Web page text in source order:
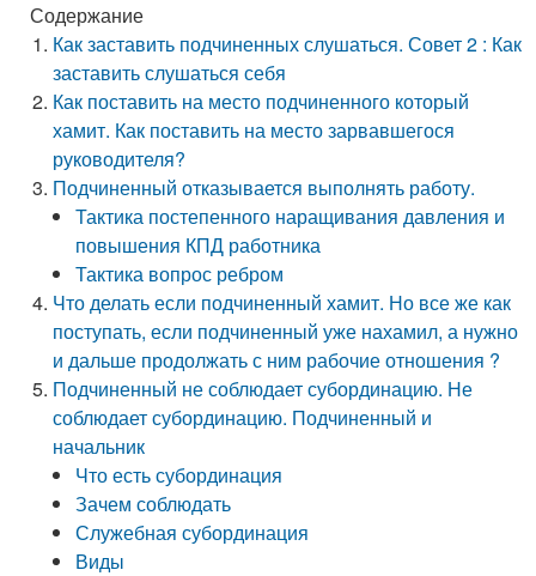
Содержание
Как заставить подчиненных слушаться. Совет 2 : Как
заставить слушаться себя
Как поставить на место подчиненного который
хамит. Как поставить на место зарвавшегося
руководителя?
Подчиненный отказывается выполнять работу.
Тактика постепенного наращивания давления и
повышения КПД работника
Тактика вопрос ребром
Что делать если подчиненный хамит. Но все же как
поступать, если подчиненный уже нахамил, а нужно
и дальше продолжать с ним рабочие отношения ?
Подчиненный не соблюдает субординацию. Не
соблюдает субординацию. Подчиненный и
начальник
Что есть субординация
Зачем соблюдать
Служебная субординация
Виды